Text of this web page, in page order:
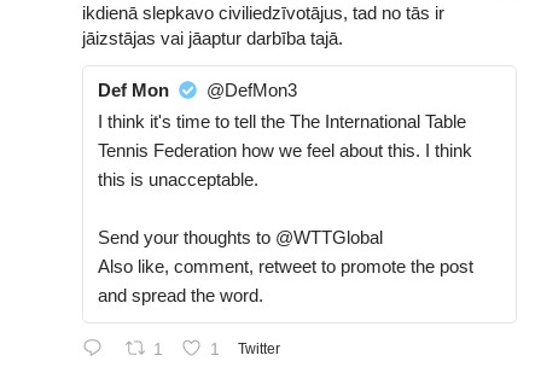
ikdienā slepkavo civiliedzīvotājus, tad no tās ir
jāizstājas vai jāaptur darbība tajā.
Def Mon
@DefMon3
I think it's time to tell the The International Table
Tennis Federation how we feel about this. I think
this is unacceptable.
Send your thoughts to @WTTGlobal
Also like, comment, retweet to promote the post
and spread the word.
1 1 Twitter